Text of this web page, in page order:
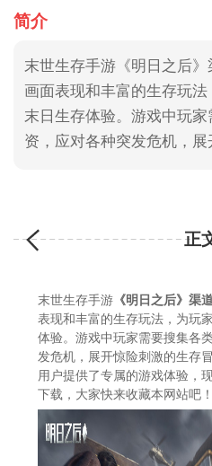
简介
末世生存手游《明日之后
画面表现和丰富的生存玩
末日生存体验。游戏中玩
资，应对各种突发危机，展
正
末世生存手游 《明日之后》渠
表现和丰富的生存玩法，为玩
体验。游戏中玩家需要搜集各
发危机，展开惊险刺激的生存
用户提供了专属的游戏体验，
下载，大家快来收藏本网站吧！